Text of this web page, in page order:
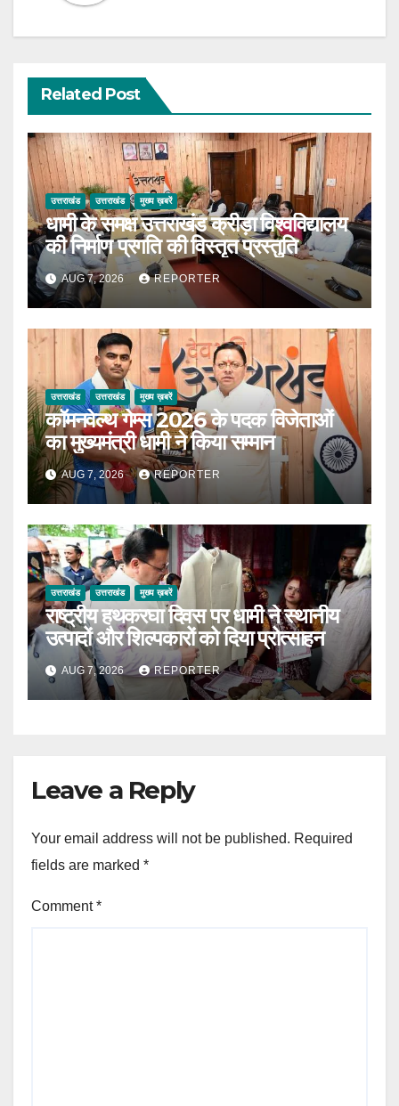
Related Post
उत्तराखंड उत्तराखंड मुख्य ख़बरें
धामी के समक्ष उत्तराखंड क्रीड़ा विश्वविद्यालय
की निर्माण प्रगति की विस्तृत प्रस्तुति
AUG 7, 2026 REPORTER
उत्तराखंड उत्तराखंड मुख्य ख़बरें
कॉमनवेल्थ गेम्स 2026 के पदक विजेताओं
का मुख्यमंत्री धामी ने किया सम्मान
AUG 7, 2026 REPORTER
उत्तराखंड उत्तराखंड मुख्य ख़बरें
राष्ट्रीय हथकरघा दिवस पर धामी ने स्थानीय
उत्पादों और शिल्पकारों को दिया प्रोत्साहन
AUG 7, 2026 REPORTER
Leave a Reply
Your email address will not be published. Required
fields are marked *
Comment*